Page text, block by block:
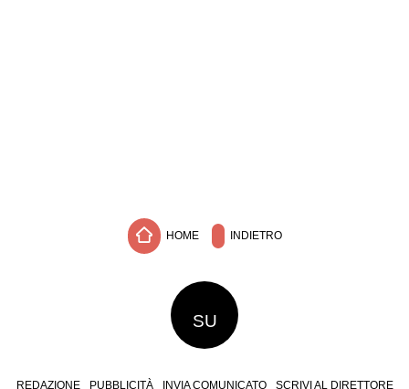
HOME INDIETRO
SU
REDAZIONE PUBBLICITÀ INVIA COMUNICATO SCRIVI AL DIRETTORE